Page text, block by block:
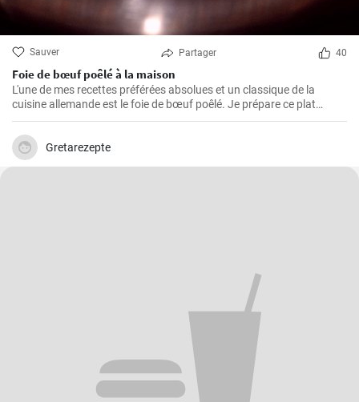
Sauver Partager 40
Foie de bœuf poêlé à la maison
L'une de mes recettes préférées absolues et un classique de la
cuisine allemande est le foie de bœuf poêlé. Je prépare ce plat
depuis des années dans ma propre cuisine et j'ai fait de petits
ajustements au fil du temps pour le perfectionner. Je suis très
heureux de le partager ici avec vous.
Gretarezepte